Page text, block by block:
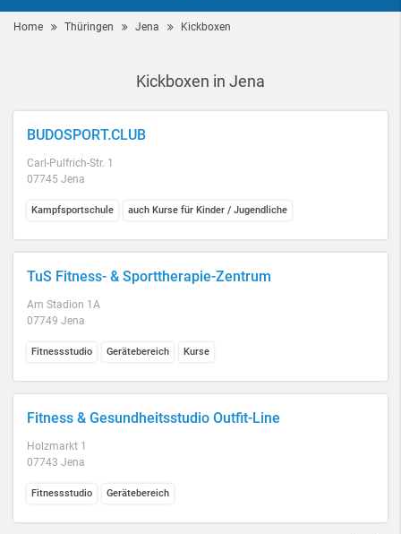
Home Thüringen Jena Kickboxen
Kickboxen in Jena
BUDOSPORT.CLUB
Carl-Pulfrich-Str. 1
07745 Jena
Kampfsportschule auch Kurse für Kinder / Jugendliche
TuS Fitness- & Sporttherapie-Zentrum
Am Stadion 1A
07749 Jena
Fitnessstudio Gerätebereich Kurse
Fitness & Gesundheitsstudio Outfit-Line
Holzmarkt 1
07743 Jena
Fitnessstudio Gerätebereich